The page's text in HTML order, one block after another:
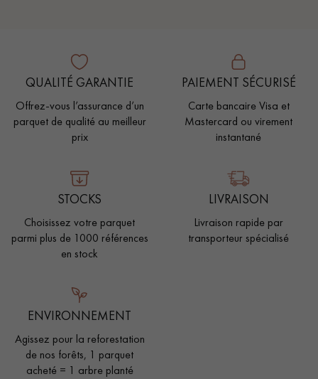
QUALITÉ GARANTIE
Offrez-vous l’assurance d’un
parquet de qualité au meilleur
prix
PAIEMENT SÉCURISÉ
Carte bancaire Visa et
Mastercard ou virement
instantané
STOCKS
Choisissez votre parquet
parmi plus de 1000 références
en stock
LIVRAISON
Livraison rapide par
transporteur spécialisé
ENVIRONNEMENT
Agissez pour la reforestation
de nos forêts, 1 parquet
acheté = 1 arbre planté